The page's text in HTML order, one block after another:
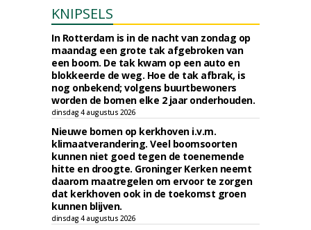
KNIPSELS
In Rotterdam is in de nacht van zondag op
maandag een grote tak afgebroken van
een boom. De tak kwam op een auto en
blokkeerde de weg. Hoe de tak afbrak, is
nog onbekend; volgens buurtbewoners
worden de bomen elke 2 jaar onderhouden.
dinsdag 4 augustus 2026
Nieuwe bomen op kerkhoven i.v.m.
klimaatverandering. Veel boomsoorten
kunnen niet goed tegen de toenemende
hitte en droogte. Groninger Kerken neemt
daarom maatregelen om ervoor te zorgen
dat kerkhoven ook in de toekomst groen
kunnen blijven.
dinsdag 4 augustus 2026